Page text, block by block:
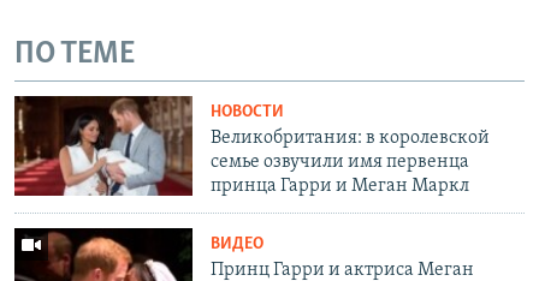
ПО ТЕМЕ
НОВОСТИ
Великобритания: в королевской
семье озвучили имя первенца
принца Гарри и Меган Маркл
ВИДЕО
Принц Гарри и актриса Меган